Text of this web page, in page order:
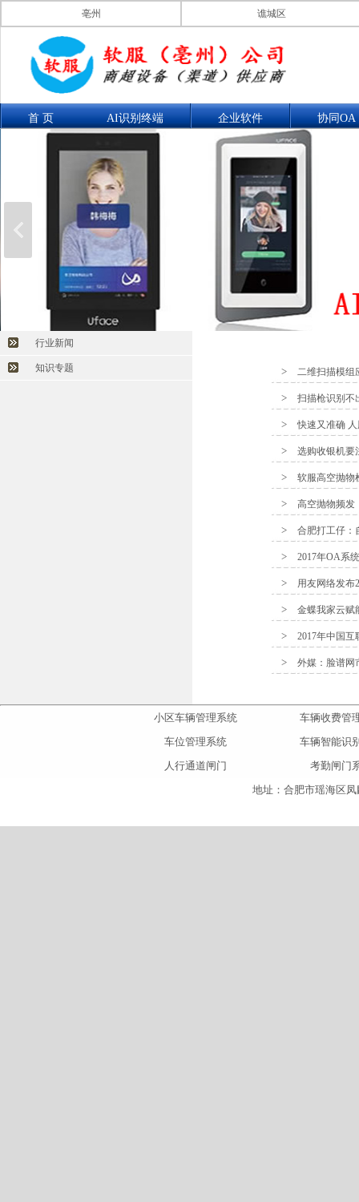
亳州 谯城区
首 页 AI识别终端 企业软件 协同OA
行业新闻
知识专题 > 二维扫描模组
> 扫描枪识别不
> 快速又准确
> 选购收银机要
> 软服高空抛
> 高空抛物频发
> 合肥打工仔：
> 2017年OA系
> 用友网络发布
> 金蝶我家云赋
> 2017年中国
> 外媒：脸谱网
小区车辆管理系统
车辆收费管
车位管理系统
车辆智能识
人行通道闸门
考勤闸门
地址：合肥市瑶海区凤